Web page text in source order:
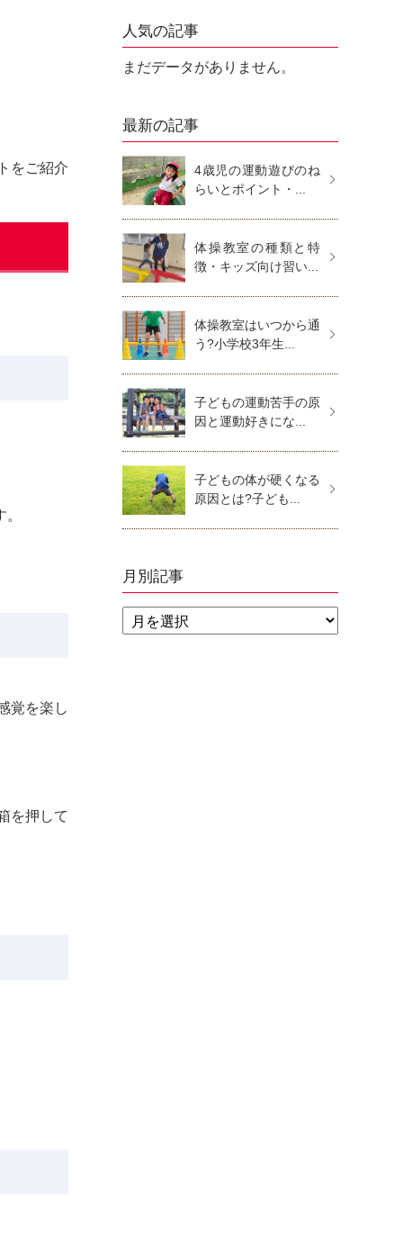
をご紹介
覚を楽し
を押して
人気の記事
まだデータがありません。
最新の記事
4歳児の運動遊びのね
らいとポイント・...
体操教室の種類と特
徴・キッズ向け習い...
体操教室はいつから通
う?小学校3年生...
子どもの運動苦手の原
因と運動好きにな...
子どもの体が硬くなる
原因とは?子ども...
月別記事